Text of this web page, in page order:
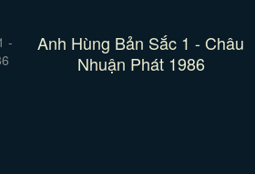
Anh Hùng Bản Sắc 1 - Châu
Nhuận Phát 1986